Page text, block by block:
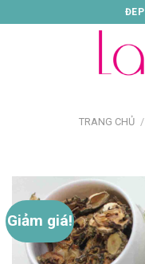
to
TRANG CHỦ /
Giảm giá!